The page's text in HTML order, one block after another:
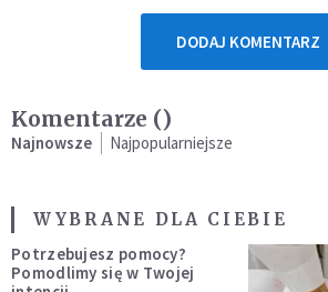
DODAJ KOMENTARZ
Komentarze ()
Najnowsze Najpopularniejsze
WYBRANE DLA CIEBIE
Potrzebujesz pomocy?
Pomodlimy się w Twojej